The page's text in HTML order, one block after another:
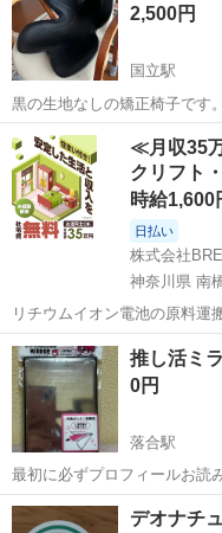
す。...
2,500円
国立駅
黒の生地なしの矯正椅子です
ました。 ご足労をおかけし
に現金と引き換えにお譲りし
東京 国立市 国立駅
≪月収35
クリフト
時給1,600
日払い
株式会社
神奈川県 南
リチウムイオン電池の原料
ワンルーム寮完備！赴任旅費
ト免許お持ちの方、活躍中！
市》 人気の工場のお仕事 ◇電
神奈川 相模原市 南橋本
推し活ミ
0円
落合駅
最初に必ずプロフィールお読み下さい‼️ 推し活ミラー
真L版が1枚ミラーの中に入れられます 推しの写真を
よう！ 百人町四丁目の自
東京 新宿区 落合駅
デオナチ